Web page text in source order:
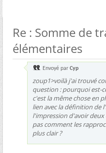
Re : Somme de
élémentaires
Envoyé par Cyp
zoup1>voilà j'ai trouvé
question : pourquoi est-
c'est la même chose en
lien avec la définition de
l'impression d'avoir
pas comment les
plus clair ?